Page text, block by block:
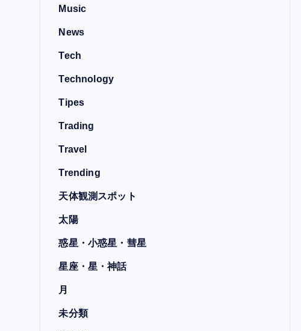
Music
News
Tech
Technology
Tipes
Trading
Travel
Trending
天体観測スポット
太陽
惑星・小惑星・彗星
星座・星・神話
月
未分類